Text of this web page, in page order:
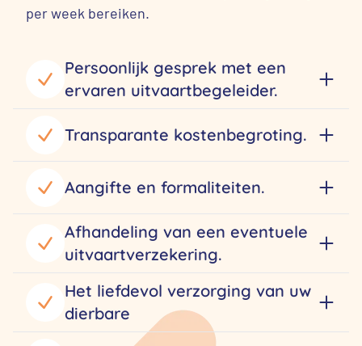
per week bereiken.
Persoonlijk gesprek met een
ervaren uitvaartbegeleider.
Transparante kostenbegroting.
Aangifte en formaliteiten.
Afhandeling van een eventuele
uitvaartverzekering.
Het liefdevol verzorging van uw
dierbare